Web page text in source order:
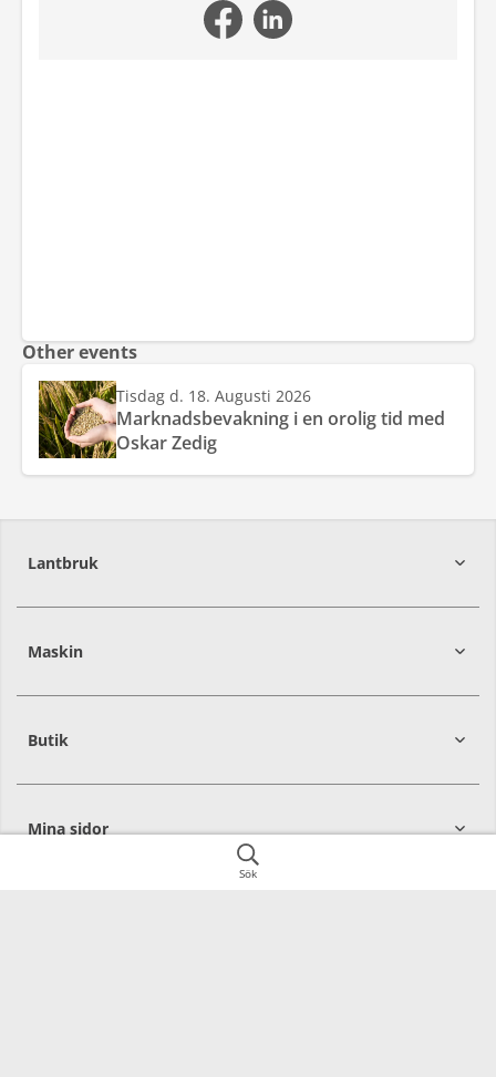
Sök
Other events
Tisdag d. 18. Augusti 2026
Marknadsbevakning i en orolig tid med
Oskar Zedig
Lantbruk
39239
Maskin
27430
Butik
Mina sidor